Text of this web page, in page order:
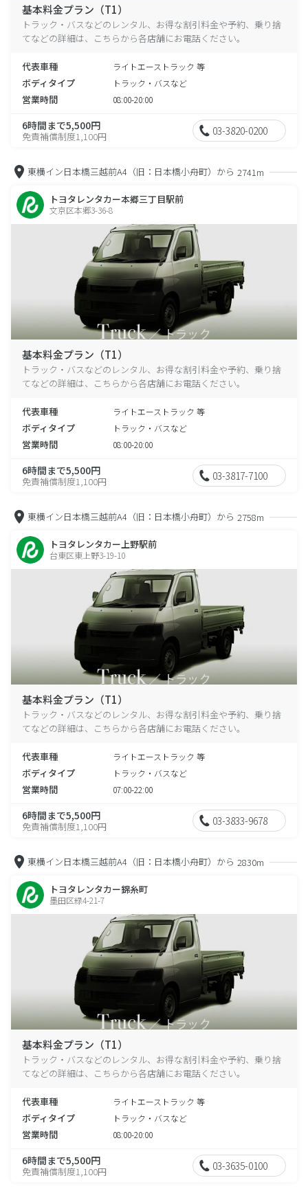
基本料金プラン（T1）
トラック・バスなどのレンタル、お得な割引料金や予約、乗り捨
てなどの詳細は、こちらから各店舗にお電話ください。
代表車種 ライトエーストラック 等
ボディタイプ トラック・バスなど
営業時間 08:00-20:00
6時間まで5,500円
免責補償制度1,100円 03-3820-0200
東横イン日本橋三越前A4（旧：日本橋小舟町）から 2741m
トヨタレンタカー本郷三丁目駅前
文京区本郷3-36-8
基本料金プラン（T1）
トラック・バスなどのレンタル、お得な割引料金や予約、乗り捨
てなどの詳細は、こちらから各店舗にお電話ください。
代表車種 ライトエーストラック 等
ボディタイプ トラック・バスなど
営業時間 08:00-20:00
6時間まで5,500円
免責補償制度1,100円 03-3817-7100
東横イン日本橋三越前A4（旧：日本橋小舟町）から 2758m
トヨタレンタカー上野駅前
台東区東上野3-19-10
基本料金プラン（T1）
トラック・バスなどのレンタル、お得な割引料金や予約、乗り捨
てなどの詳細は、こちらから各店舗にお電話ください。
代表車種 ライトエーストラック 等
ボディタイプ トラック・バスなど
営業時間 07:00-22:00
6時間まで5,500円
免責補償制度1,100円 03-3833-9678
東横イン日本橋三越前A4（旧：日本橋小舟町）から 2830m
トヨタレンタカー錦糸町
墨田区緑4-21-7
基本料金プラン（T1）
トラック・バスなどのレンタル、お得な割引料金や予約、乗り捨
てなどの詳細は、こちらから各店舗にお電話ください。
代表車種 ライトエーストラック 等
ボディタイプ トラック・バスなど
営業時間 08:00-20:00
6時間まで5,500円
免責補償制度1,100円 03-3635-0100